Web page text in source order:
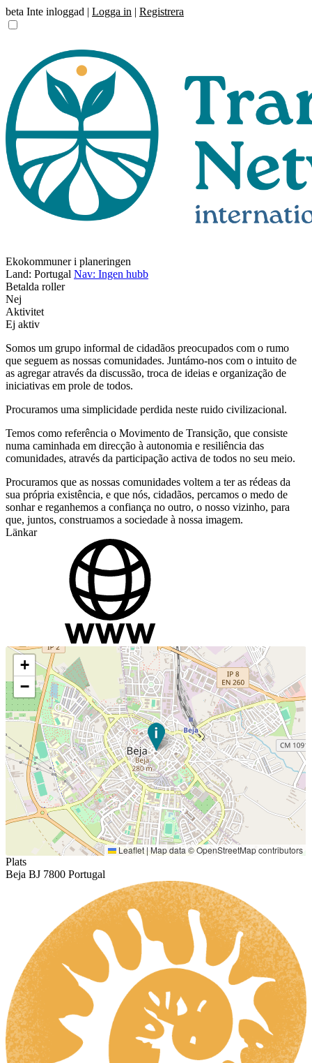
beta Inte inloggad | Logga in | Registrera
Ekokommuner i planeringen
Land: Portugal Nav: Ingen hubb
Betalda roller
Nej
Aktivitet
Ej aktiv
Somos um grupo informal de cidadãos preocupados com o rumo
que seguem as nossas comunidades. Juntámo-nos com o intuito de
as agregar através da discussão, troca de ideias e organização de
iniciativas em prole de todos.
Procuramos uma simplicidade perdida neste ruido civilizacional.
Temos como referência o Movimento de Transição, que consiste
numa caminhada em direcção à autonomia e resiliência das
comunidades, através da participação activa de todos no seu meio.
Procuramos que as nossas comunidades voltem a ter as rédeas da
sua própria existência, e que nós, cidadãos, percamos o medo de
sonhar e reganhemos a confiança no outro, o nosso vizinho, para
que, juntos, construamos a sociedade à nossa imagem.
Länkar
+
−
Leaflet|Map data ©OpenStreetMapcontributors
Plats
Beja BJ 7800 Portugal